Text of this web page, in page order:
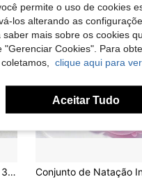
Conjunto de Natação Infantil 3D Cartoon - Óculos de Natação com Animal Fofo, Touca de Natação em PU, Clipe Nasal e Tampões Auriculares, Equipamento de Natação Divertido para Praia para Rapazes, Regresso às Aulas
permite o uso de cookies
los alterando as
mais sobre os cookies
"Gerenciar Cookies". Para
clique aqui para
Aceitar Tudo